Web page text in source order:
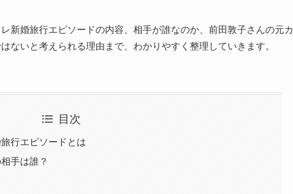
新婚旅行エピソードの内容、相手が誰なのか、前田敦子さんの元カ
ないと考えられる理由まで、わかりやすく整理していきます。
目次
行エピソードとは
手は誰？